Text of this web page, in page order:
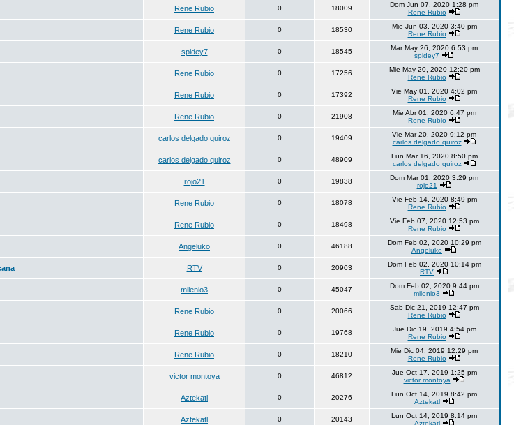
Rene Rubio 0 18009
Dom Jun 07, 2020 1:28 pm
Rene Rubio
Rene Rubio 0 18530
Mie Jun 03, 2020 3:40 pm
Rene Rubio
spidey7 0 18545
Mar May 26, 2020 6:53 pm
spidey7
Rene Rubio 0 17256
Mie May 20, 2020 12:20 pm
Rene Rubio
Rene Rubio 0 17392
Vie May 01, 2020 4:02 pm
Rene Rubio
Rene Rubio 0 21908
Mie Abr 01, 2020 6:47 pm
Rene Rubio
carlos delgado quiroz 0 19409
Vie Mar 20, 2020 9:12 pm
carlos delgado quiroz
carlos delgado quiroz 0 48909
Lun Mar 16, 2020 8:50 pm
carlos delgado quiroz
rojo21 0 19838
Dom Mar 01, 2020 3:29 pm
rojo21
Rene Rubio 0 18078
Vie Feb 14, 2020 8:49 pm
Rene Rubio
Rene Rubio 0 18498
Vie Feb 07, 2020 12:53 pm
Rene Rubio
Angeluko 0 46188
Dom Feb 02, 2020 10:29 pm
Angeluko
RTV 0 20903
Dom Feb 02, 2020 10:14 pm
RTV
milenio3 0 45047
Dom Feb 02, 2020 9:44 pm
milenio3
Rene Rubio 0 20066
Sab Dic 21, 2019 12:47 pm
Rene Rubio
Rene Rubio 0 19768
Jue Dic 19, 2019 4:54 pm
Rene Rubio
Rene Rubio 0 18210
Mie Dic 04, 2019 12:29 pm
Rene Rubio
victor montoya 0 46812
Jue Oct 17, 2019 1:25 pm
victor montoya
Aztekatl 0 20276
Lun Oct 14, 2019 8:42 pm
Aztekatl
Aztekatl 0 20143
Lun Oct 14, 2019 8:14 pm
Aztekatl